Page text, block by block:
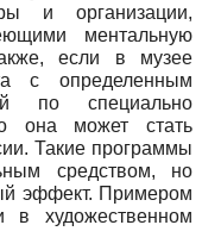
и организации,
ментальную
если в музее
с определенным
по специально
она может стать
Такие программы
средством, но
эффект. Примером
в художественном